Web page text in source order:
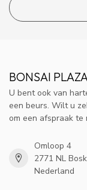
BONSAI PLAZA
U bent ook van
een beurs. Wilt u
om een afspraak te
Omloop 4
2771 NL
Nederland